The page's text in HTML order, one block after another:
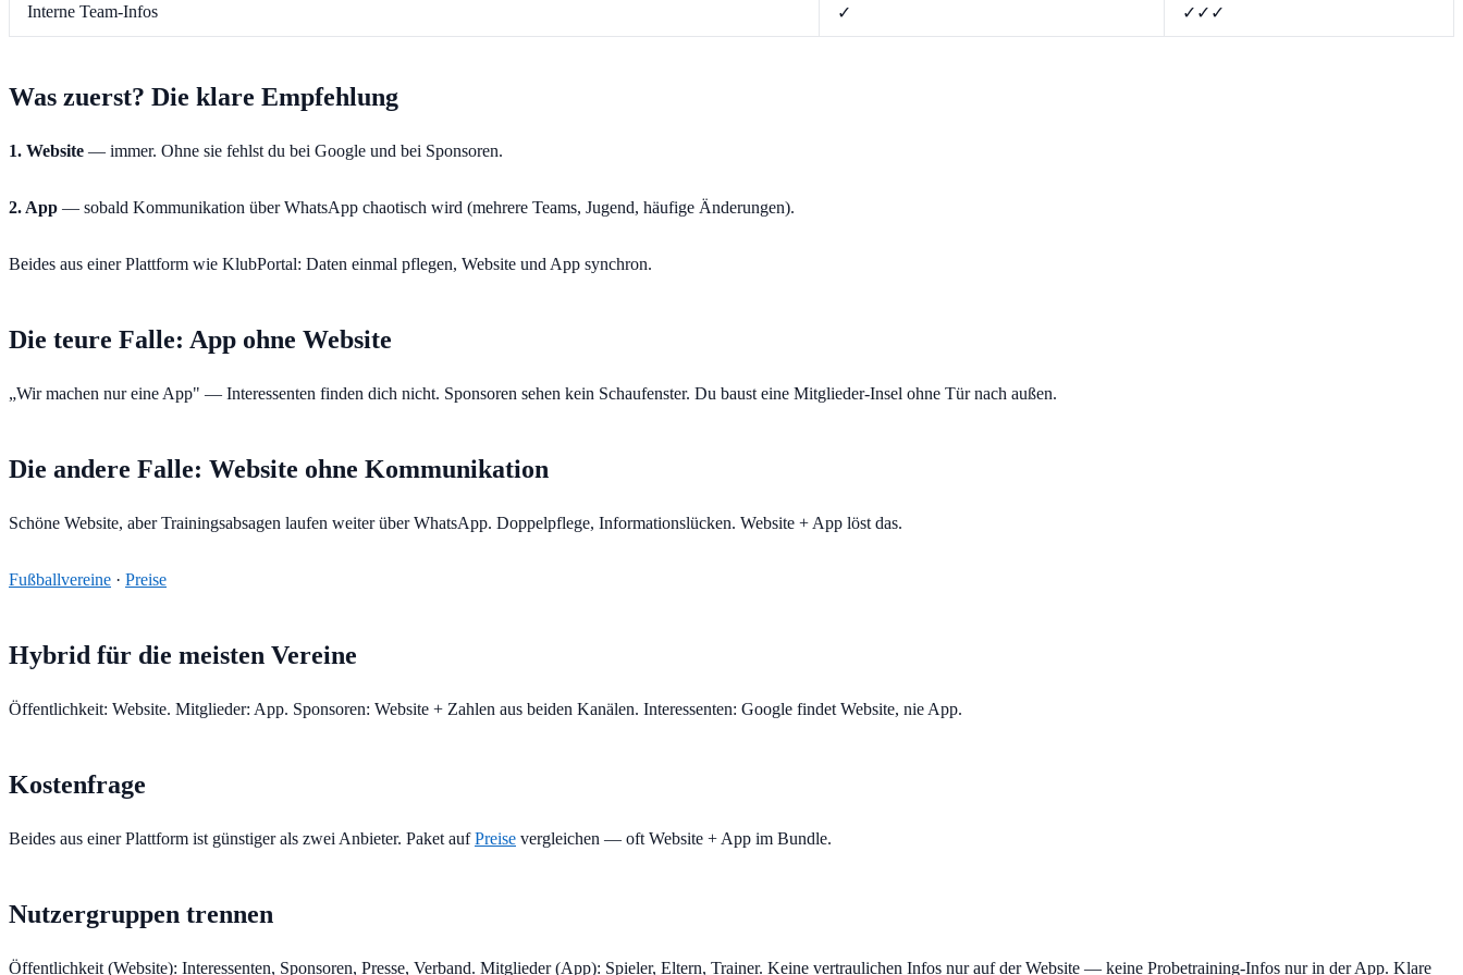
Interne Team-Infos ✓ ✓✓✓
Was zuerst? Die klare Empfehlung
1. Website — immer. Ohne sie fehlst du bei Google und bei Sponsoren.
2. App — sobald Kommunikation über WhatsApp chaotisch wird (mehrere Teams, Jugend, häufige Änderungen).
Beides aus einer Plattform wie KlubPortal: Daten einmal pflegen, Website und App synchron.
Die teure Falle: App ohne Website
„Wir machen nur eine App" — Interessenten finden dich nicht. Sponsoren sehen kein Schaufenster. Du baust eine Mitglieder-Insel ohne Tür nach außen.
Die andere Falle: Website ohne Kommunikation
Schöne Website, aber Trainingsabsagen laufen weiter über WhatsApp. Doppelpflege, Informationslücken. Website + App löst das.
Fußballvereine · Preise
Hybrid für die meisten Vereine
Öffentlichkeit: Website. Mitglieder: App. Sponsoren: Website + Zahlen aus beiden Kanälen. Interessenten: Google findet Website, nie App.
Kostenfrage
Beides aus einer Plattform ist günstiger als zwei Anbieter. Paket aufPreise vergleichen — oft Website + App im Bundle.
Nutzergruppen trennen
Öffentlichkeit (Website): Interessenten, Sponsoren, Presse, Verband. Mitglieder (App): Spieler, Eltern, Trainer. Keine vertraulichen Infos nur auf der Website — keine Probetraining-Infos nur in der App. Klare